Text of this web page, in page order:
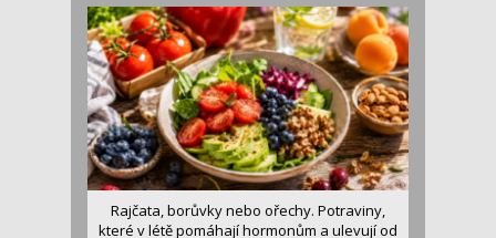
Rajčata, borůvky nebo ořechy. Potraviny,
které v létě pomáhají hormonům a ulevují od